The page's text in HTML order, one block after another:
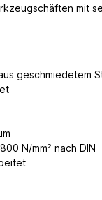
mit
geschmiedetem
N/mm² nach DIN